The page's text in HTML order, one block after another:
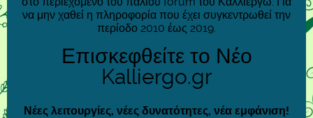
να μην χαθεί η πληροφορία που έχει συγκεντρωθεί την
περίοδο 2010 έως 2019.
Επισκεφθείτε το Νέο
Kalliergo.gr
Νέες λειτουργίες, νέες δυνατότητες, νέα εμφάνιση!